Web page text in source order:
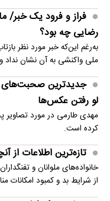
فراز و فرود یک خبر/
رضایی چه بود؟
به‌رغم این‌که خبر مورد نظر
ملی واکنشی به آن نشان نداد
جدیدترین صحبت‌های
لو رفتن عکس‌ها
مهدی طارمی در مورد
کرده است.
تازه‌ترین اطلاعات از
خانواده‌های ملوانان و
از شرایط بد و کمبود امکانات